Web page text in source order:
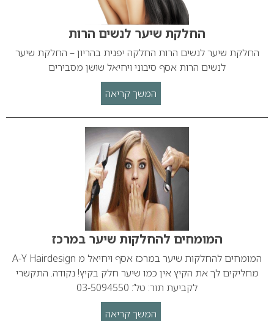
החלקת שיער לנשים הרות
החלקת שיער לנשים הרות החלקה יפנית בהריון – החלקת שיער
לנשים הרות אסף סיבוני ויחיאל שושן מסבירים
המשך קריאה
המומחים להחלקות שיער במרכז
המומחים להחלקות שיער במרכז אסף ויחיאל מ A-Y Hairdesign
מחליקים לך את הקיץ אין כמו שיער חלק בקיץ! נקודה. התקשרי
לקביעת תור: טל’: 03-5094550
המשך קריאה